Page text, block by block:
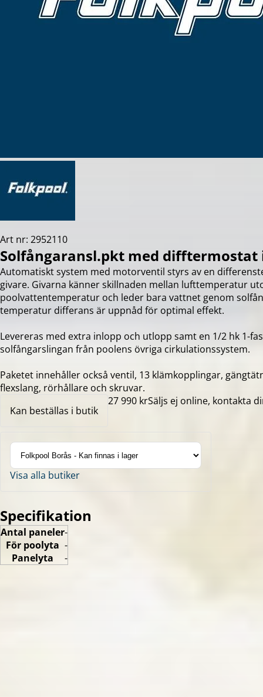
Art nr: 2952110
Solfångaransl.pkt med difftermostat
Automatiskt system med motorventil styrs av en
givare. Givarna känner skillnaden mellan lufttemperatur
poolvattentemperatur och leder bara vattnet genom
temperatur differans är uppnåd för optimal effekt.
Levereras med extra inlopp och utlopp samt en 1/2 hk 1-
solfångarslingan från poolens övriga cirkulationssystem.
Paketet innehåller också ventil, 13 klämkopplingar,
flexslang, rörhållare och skruvar.
Kan beställas i butik
27 990 krSäljs ej online, kontakta
Visa alla butiker
Specifikation
Antal paneler-
För poolyta -
Panelyta
-